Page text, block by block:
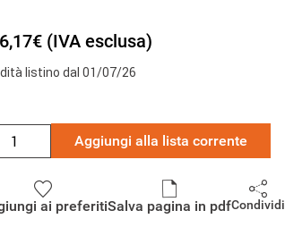
(IVA esclusa)
listino dal 01/07/26
Aggiungi alla lista corrente
ai preferitiSalva pagina in pdfCondividi